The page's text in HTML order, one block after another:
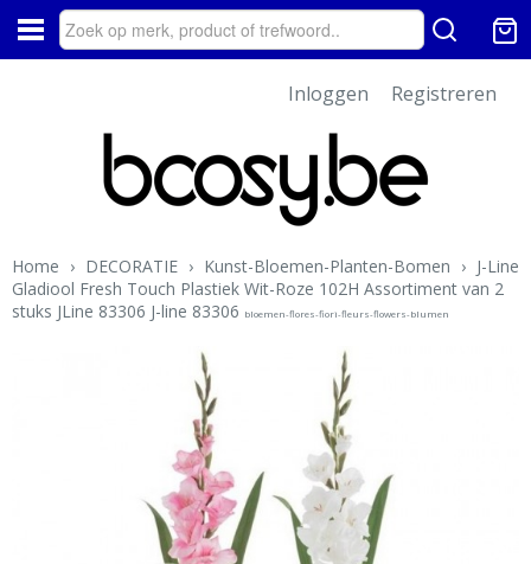
Inloggen Registreren
Home › DECORATIE › Kunst-Bloemen-Planten-Bomen › J-Line
Gladiool Fresh Touch Plastiek Wit-Roze 102H Assortiment van 2
stuks JLine 83306 J-line 83306 bloemen-flores-fiori-fleurs-flowers-blumen